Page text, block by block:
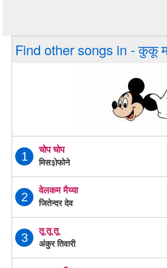
Find other songs in - कुकू
1
चोप चोप
मिस३ोफोने
2
वेलकम मैय्या
जितेन्दर देव
3
तू तू तू
अंकुर तिवारी